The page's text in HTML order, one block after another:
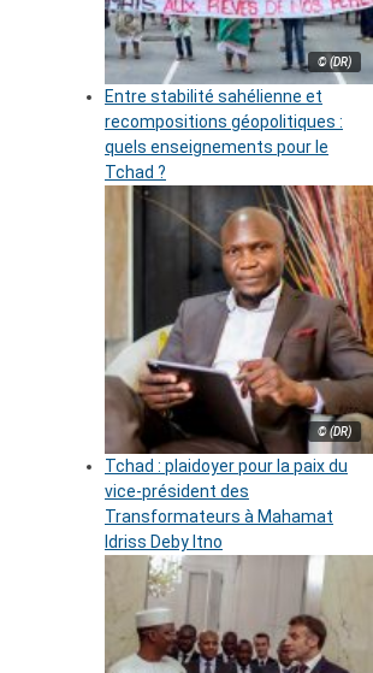
© (DR)
Entre stabilité sahélienne et
recompositions géopolitiques :
quels enseignements pour le
Tchad ?
© (DR)
Tchad : plaidoyer pour la paix du
vice-président des
Transformateurs à Mahamat
Idriss Deby Itno